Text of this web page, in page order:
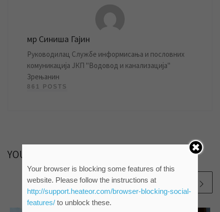
мр Синиша Гајин
Руководилац Службе информисања и пословних
комуникација ЈКП "Водовод и канализација"
Зрењанин
861 POSTS
YOU MAY ALSO LIKE
Your browser is blocking some features of this
website. Please follow the instructions at
http://support.heateor.com/browser-blocking-social-
features/to unblock these.